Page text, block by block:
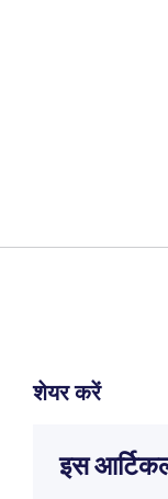
शेयर करें
इस